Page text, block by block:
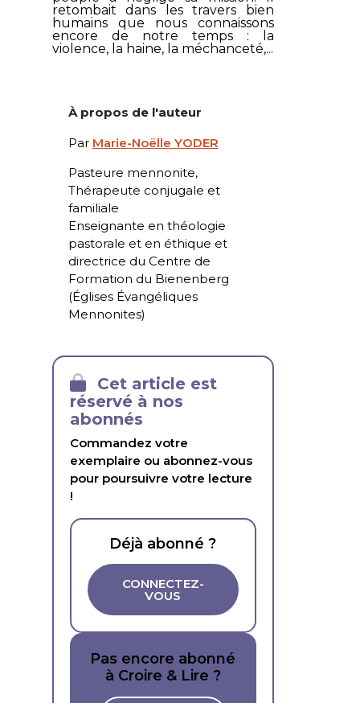
retombait dans les travers bien
humains que nous connaissons
encore de notre temps : la
violence, la haine, la méchanceté,...
À propos de l'auteur
Par Marie-Noëlle YODER
Pasteure mennonite,
Thérapeute conjugale et
familiale
Enseignante en théologie
pastorale et en éthique et
directrice du Centre de
Formation du Bienenberg
(Églises Évangéliques
Mennonites)
Cet article est
réservé à nos
abonnés
Commandez votre
exemplaire ou abonnez-vous
pour poursuivre votre lecture
!
Déjà abonné ?
CONNECTEZ-
VOUS
Pas encore abonné
à Croire & Lire ?